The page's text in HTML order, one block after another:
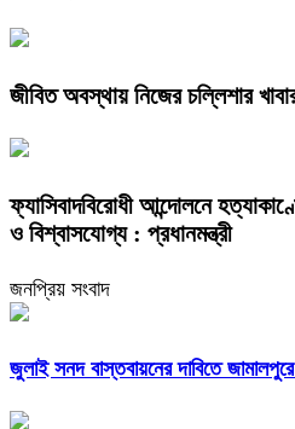
জীবিত অবস্থায় নিজের চল্লিশার
ফ্যাসিবাদবিরোধী আন্দোলনে
ও বিশ্বাসযোগ্য : প্রধানমন্ত্রী
জনপ্রিয় সংবাদ
জুলাই সনদ বাস্তবায়নের দাবিতে